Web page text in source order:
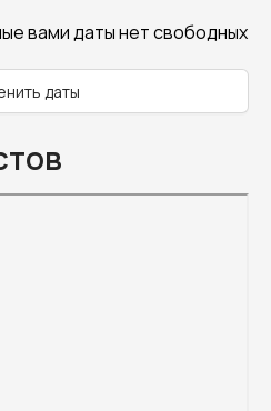
вами даты нет свободных
даты